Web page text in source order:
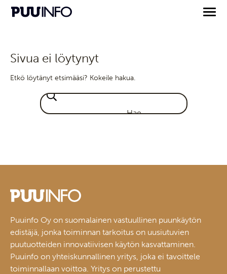
Sivua ei löytynyt
Etkö löytänyt etsimääsi? Kokeile hakua.
Puuinfo Oy on suomalainen vastuullinen puunkäytön
edistäjä, jonka toiminnan tarkoitus on uusiutuvien
puutuotteiden innovatiivisen käytön kasvattaminen.
Puuinfo on yhteiskunnallinen yritys, joka ei tavoittele
toiminnallaan voittoa. Yritys on perustettu